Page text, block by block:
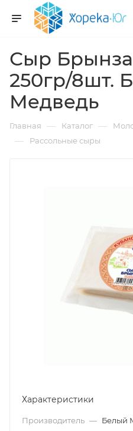
Сыр
250гр/8шт.
Медведь
Главная — Каталог —
— Рассольные сыры
Характеристики
Производитель — Белый